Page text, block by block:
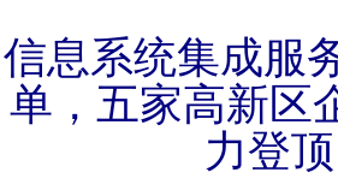
信息系统集成服
单，五家高新区
力登顶